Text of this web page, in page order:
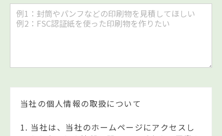
当社の個人情報の取扱について
1. 当社は、当社のホームページにアクセスし